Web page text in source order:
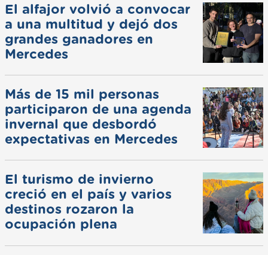
El alfajor volvió a convocar
a una multitud y dejó dos
grandes ganadores en
Mercedes
Más de 15 mil personas
participaron de una agenda
invernal que desbordó
expectativas en Mercedes
El turismo de invierno
creció en el país y varios
destinos rozaron la
ocupación plena